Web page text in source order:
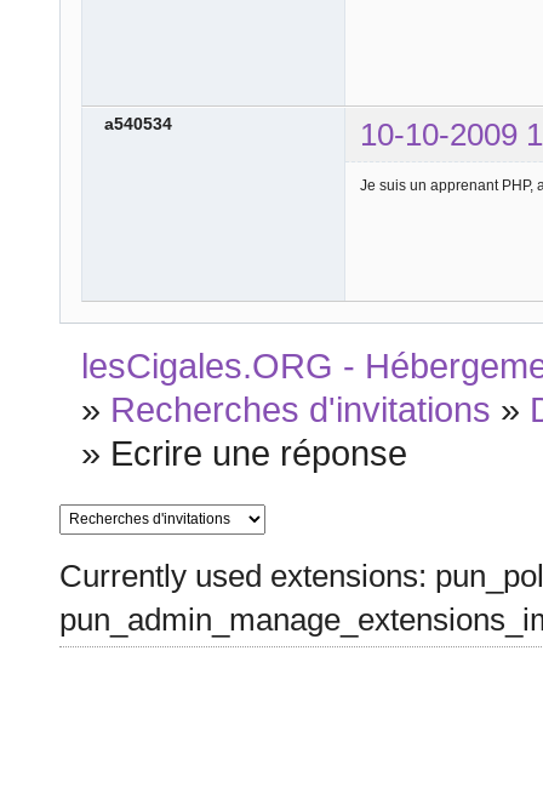
a540534 10-10-2009
Je suis un apprenant PHP,
lesCigales.ORG -
» Recherches d'invitations »
» Ecrire une réponse
Currently used extensions: